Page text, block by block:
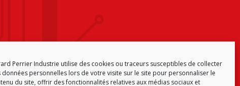
Perrier Industrie utilise des cookies ou traceurs susceptibles de collecter
données personnelles lors de votre visite sur le site pour personnaliser le
du site, offrir des fonctionnalités relatives aux médias sociaux et